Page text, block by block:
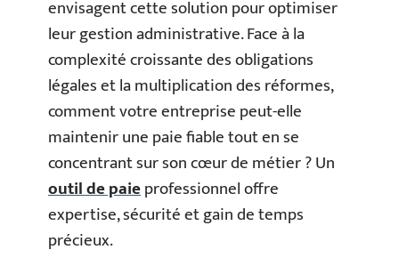
envisagent cette solution pour optimiser
leur gestion administrative. Face à la
complexité croissante des obligations
légales et la multiplication des réformes,
comment votre entreprise peut-elle
maintenir une paie fiable tout en se
concentrant sur son cœur de métier ? Un
outil de paieprofessionnel offre
expertise, sécurité et gain de temps
précieux.